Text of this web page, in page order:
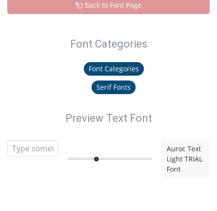
Back to Font Page
Font Categories
Font Categories
Serif Fonts
Preview Text Font
Auroc Text
Light TRIAL
Font